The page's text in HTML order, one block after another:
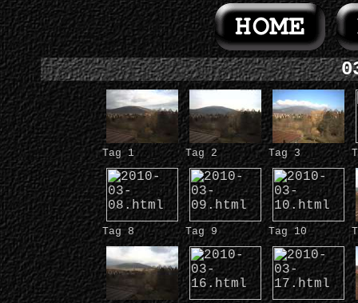
Tag 1 Tag 2 Tag 3
Tag 8 Tag 9 Tag 10